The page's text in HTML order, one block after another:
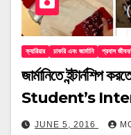
ক্যারিয়ার চাকরি এবং জার্মানি প্রবাস
জার্মানিতে
Student’s
JUNE 5, 2016